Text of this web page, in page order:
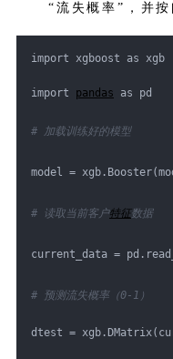
“流失概率”，并
import xgboost as xgb
import pandas as pd
# 加载训练好的模型
model =
# 读取当前客户特征数据
current_data =
# 预测流失概率（0-1）
dtest =